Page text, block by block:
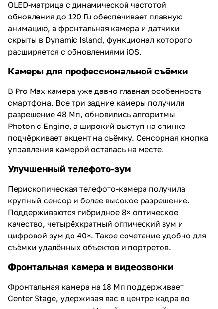
OLED‑матрица с динамической частотой
обновления до 120 Гц обеспечивает плавную
анимацию, а фронтальная камера и датчики
скрыты в Dynamic Island, функционал которого
расширяется с обновлениями iOS.
Камеры для профессиональной съёмки
В Pro Max камера уже давно главная особенность
смартфона. Все три задние камеры получили
разрешение 48 Мп, обновились алгоритмы
Photonic Engine, а широкий выступ на спинке
подчёркивает акцент на съёмку. Сенсорная кнопка
управления камерой осталась на месте.
Улучшенный телефото-зум
Перископическая телефото-камера получила
крупный сенсор и более высокое разрешение.
Поддерживаются гибридное 8× оптическое
качество, четырёхкратный оптический зум и
цифровой зум до 40×. Такое сочетание удобно для
съёмки удалённых объектов и портретов.
Фронтальная камера и видеозвонки
Фронтальная камера на 18 Мп поддерживает
Center Stage, удерживая вас в центре кадра во